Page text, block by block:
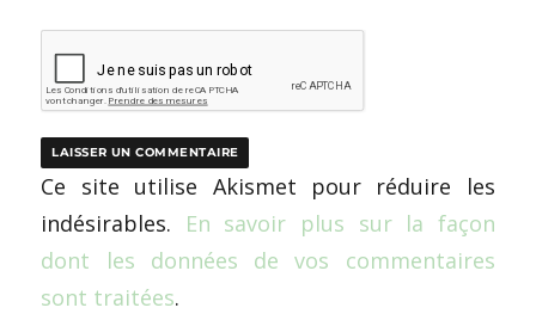
Ce site utilise Akismet pour réduire les
indésirables. En savoir plus sur la façon
dont les données de vos commentaires
sont traitées.